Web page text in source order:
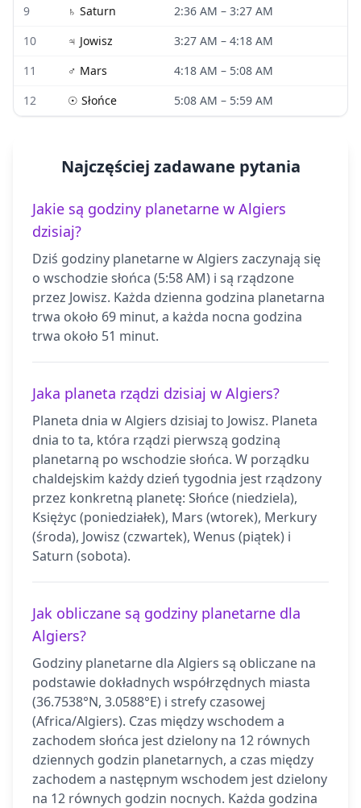
9 ♄ Saturn 2:36 AM – 3:27 AM
10
♃ Jowisz 3:27 AM – 4:18 AM
11
♂ Mars 4:18 AM – 5:08 AM
12
☉ Słońce 5:08 AM – 5:59 AM
Najczęściej zadawane pytania
Jakie są godziny planetarne w Algiers
dzisiaj?
Dziś godziny planetarne w Algiers zaczynają się
o wschodzie słońca (5:58 AM) i są rządzone
przez Jowisz. Każda dzienna godzina planetarna
trwa około 69 minut, a każda nocna godzina
trwa około 51 minut.
Jaka planeta rządzi dzisiaj w Algiers?
Planeta dnia w Algiers dzisiaj to Jowisz. Planeta
dnia to ta, która rządzi pierwszą godziną
planetarną po wschodzie słońca. W porządku
chaldejskim każdy dzień tygodnia jest rządzony
przez konkretną planetę: Słońce (niedziela),
Księżyc (poniedziałek), Mars (wtorek), Merkury
(środa), Jowisz (czwartek), Wenus (piątek) i
Saturn (sobota).
Jak obliczane są godziny planetarne dla
Algiers?
Godziny planetarne dla Algiers są obliczane na
podstawie dokładnych współrzędnych miasta
(36.7538°N, 3.0588°E) i strefy czasowej
(Africa/Algiers). Czas między wschodem a
zachodem słońca jest dzielony na 12 równych
dziennych godzin planetarnych, a czas między
zachodem a następnym wschodem jest dzielony
na 12 równych godzin nocnych. Każda godzina